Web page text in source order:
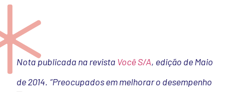
Nota publicada na revista Você S/A, edição de Maio
de 2014. “Preocupados em melhorar o desempenho